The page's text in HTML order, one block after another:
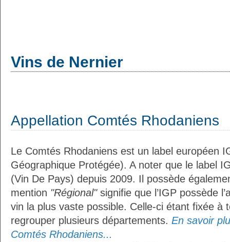
Vins de Nernier
Appellation Comtés Rhodaniens
Le Comtés Rhodaniens est un label européen
Géographique Protégée). A noter que le label
(Vin De Pays) depuis 2009. Il possède
mention "Régional"signifie que l’IGP possède
vin la plus vaste possible. Celle-ci étant fixée à
regrouper plusieurs départements. En savoir
Comtés Rhodaniens...